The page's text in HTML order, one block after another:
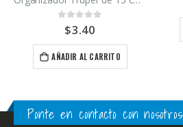
AÑADIR AL CARRITO
Ponte en contacto con nosotros